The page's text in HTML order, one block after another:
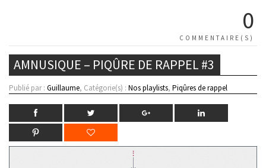
0
COMMENTAIRE(S)
AMNUSIQUE – PIQÛRE DE RAPPEL #3
Publié par : Guillaume, Catégorie(s) : Nos playlists, Piqûres de rappel